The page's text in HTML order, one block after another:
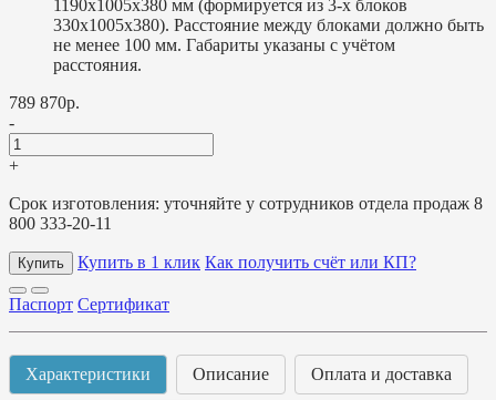
1190х1005х380 мм (формируется из 3-х блоков
330х1005х380). Расстояние между блоками должно быть
не менее 100 мм. Габариты указаны с учётом
расстояния.
789 870р.
-
+
Срок изготовления: уточняйте у сотрудников отдела продаж 8
800 333-20-11
Купить Купить в 1 клик Как получить счёт или КП?
Паспорт Сертификат
Характеристики Описание Оплата и доставка